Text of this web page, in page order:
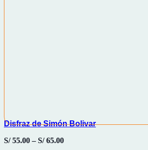
Disfraz de Simón Bolivar
S/55.00–S/65.00